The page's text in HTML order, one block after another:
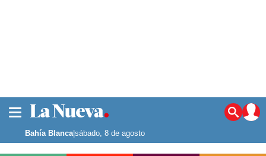
Noticias
La ciudad
Punta Alta
Bahía Blanca|sábado, 8 de agosto